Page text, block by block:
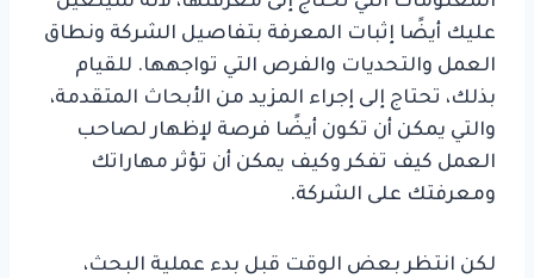
عليك أيضًا إثبات المعرفة بتفاصيل الشركة ونطاق
العمل والتحديات والفرص التي تواجهها. للقيام
بذلك، تحتاج إلى إجراء المزيد من الأبحاث المتقدمة،
والتي يمكن أن تكون أيضًا فرصة لإظهار لصاحب
العمل كيف تفكر وكيف يمكن أن تؤثر مهاراتك
ومعرفتك على الشركة.
لكن انتظر بعض الوقت قبل بدء عملية البحث،